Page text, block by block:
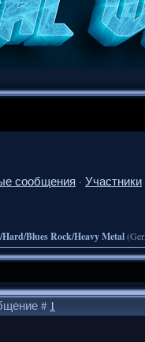
сообщения · Участники
Blues Rock/Heavy Metal
# 1